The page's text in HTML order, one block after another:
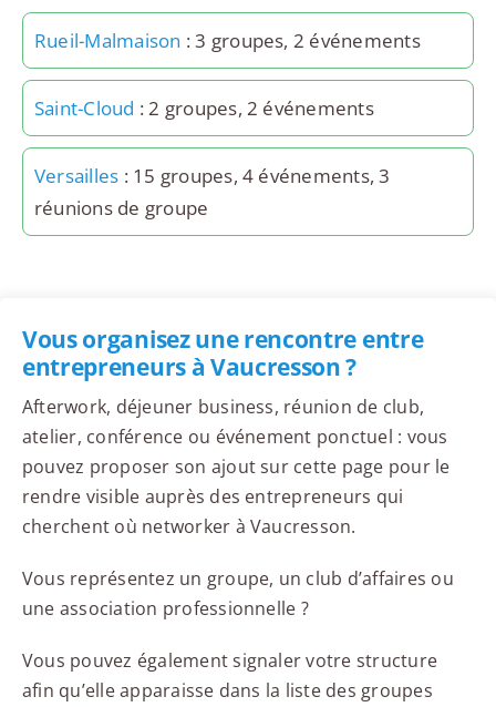
Rueil-Malmaison : 3 groupes, 2 événements
Saint-Cloud : 2 groupes, 2 événements
Versailles : 15 groupes, 4 événements, 3
réunions de groupe
Vous organisez une rencontre entre
entrepreneurs à Vaucresson ?
Afterwork, déjeuner business, réunion de club,
atelier, conférence ou événement ponctuel : vous
pouvez proposer son ajout sur cette page pour le
rendre visible auprès des entrepreneurs qui
cherchent où networker à Vaucresson.
Vous représentez un groupe, un club d’affaires ou
une association professionnelle ?
Vous pouvez également signaler votre structure
afin qu’elle apparaisse dans la liste des groupes